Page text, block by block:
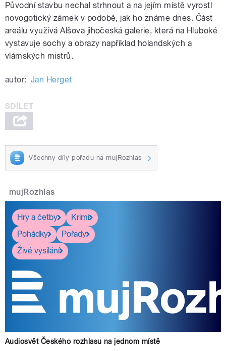
Původní stavbu nechal strhnout a na jejím místě vyrostl
novogotický zámek v podobě, jak ho známe dnes. Část
areálu využívá Alšova jihočeská galerie, která na Hluboké
vystavuje sochy a obrazy například holandských a
vlámských mistrů.
autor: Jan Herget
Všechny díly pořadu na mujRozhlas
mujRozhlas
Hry a četby
Krimi
Pohádky
Pořady
Živé vysílání
Audiosvět Českého rozhlasu na jednom místě